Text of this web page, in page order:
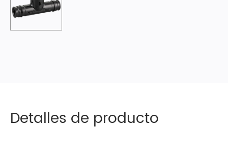
Detalles de producto